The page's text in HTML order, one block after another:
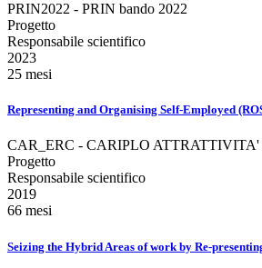
PRIN2022 - PRIN bando 2022
Progetto
Responsabile scientifico
2023
25 mesi
Representing and Organising Self-Employed
CAR_ERC - CARIPLO
Progetto
Responsabile scientifico
2019
66 mesi
Seizing the Hybrid Areas of work by Re-